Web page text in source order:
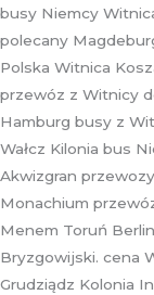
busy Niemcy
polecany
Polska Witnica
przewóz z Witnicy
Hamburg busy z
Wałcz Kilonia bus
Akwizgran
Monachium
Menem Toruń
Bryzgowijski. cena
Grudziądz Kolonia